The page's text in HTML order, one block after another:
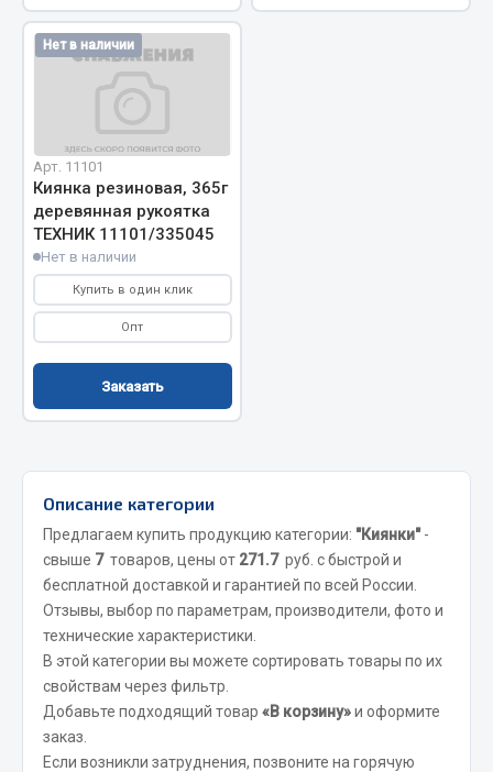
Соединительные элементы
Адаптеры и переходники
Тройники
Трубки, муфты, гайки
Угольники
Фитинги
Штуцеры
Весь раздел
Инструмент
Автомобильный инструмент
Измерительный инструмент
Крепежный инструмент
Режущий инструмент
Силовое оборудование
Слесарный инструмент
Столярный инструмент
Показать ещё
Весь раздел
Нет в наличии
Арт. 11101
Киянка резиновая, 365г
деревянная рукоятка
ТЕХНИК 11101/335045
Нет в наличии
Купить в один клик
Опт
Заказать
Описание категории
Предлагаем купить продукцию категории: "Киянки"-
свыше 7 товаров, цены от 271.7 руб. с быстрой и
бесплатной доставкой и гарантией по всей России.
Отзывы, выбор по параметрам, производители, фото и
технические характеристики.
В этой категории вы можете сортировать товары по их
свойствам через фильтр.
Добавьте подходящий товар «В корзину»и оформите
заказ.
Если возникли затруднения, позвоните на горячую